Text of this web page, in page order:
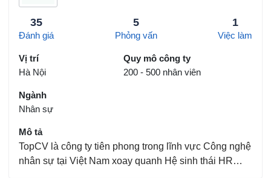
35
Đánh giá
5
Phỏng vấn
1
Việc làm
Vị trí
Hà Nội
Quy mô công ty
200 - 500 nhân viên
Ngành
Nhân sự
Mô tả
TopCV là công ty tiên phong trong lĩnh vực Công nghệ
nhân sự tại Việt Nam xoay quanh Hệ sinh thái HR